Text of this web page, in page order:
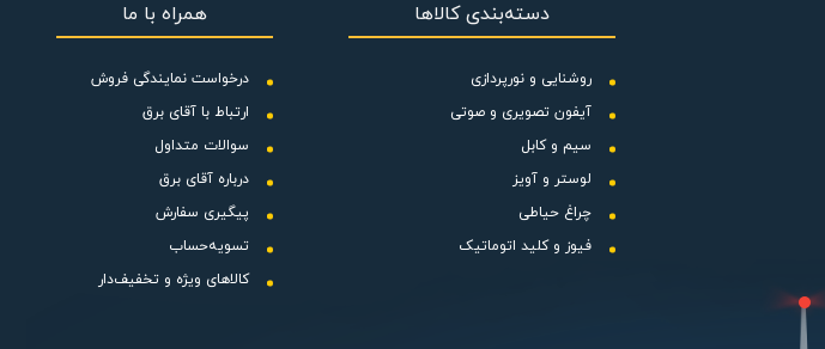
دسته‌بندی کالاها
روشنایی و نورپردازی
آیفون تصویری و صوتی
سیم و کابل
لوستر و آویز
چراغ حیاطی
فیوز و کلید اتوماتیک
همراه با ما
درخواست نمایندگی فروش
ارتباط با آقای برق
سوالات متداول
درباره آقای برق
پیگیری سفارش
تسویه‌حساب
کالاهای ویژه و تخفیف‌دار